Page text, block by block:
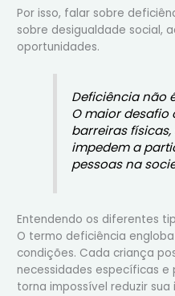
Por isso, falar sobre
sobre desigualdade social,
oportunidades.
Deficiência não
O maior desafio
barreiras
impedem a
pessoas na
Entendendo os diferentes
O termo deficiência
condições. Cada criança
necessidades específicas e
torna impossível reduzir